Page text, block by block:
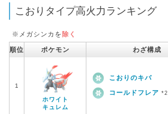
こおりタイプ高火力ランキング
※メガシンカを 除く
順位 ポケモン わざ構成
1
ホワイト
キュレム
こおりのキバ
コールドフレア *2